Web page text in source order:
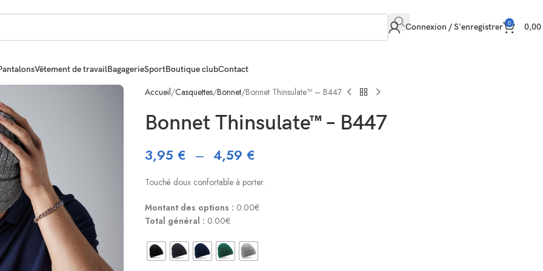
Connexion / S'enregistrer 0 0,00
Vêtement de travailBagagerieSportBoutique clubContact
Accueil Casquettes Bonnet Bonnet Thinsulate™ – B447
Bonnet Thinsulate™ – B447
3,95 € – 4,59 €
Touché doux confortable à porter.
Montant des options : 0.00€
Total général : 0.00€